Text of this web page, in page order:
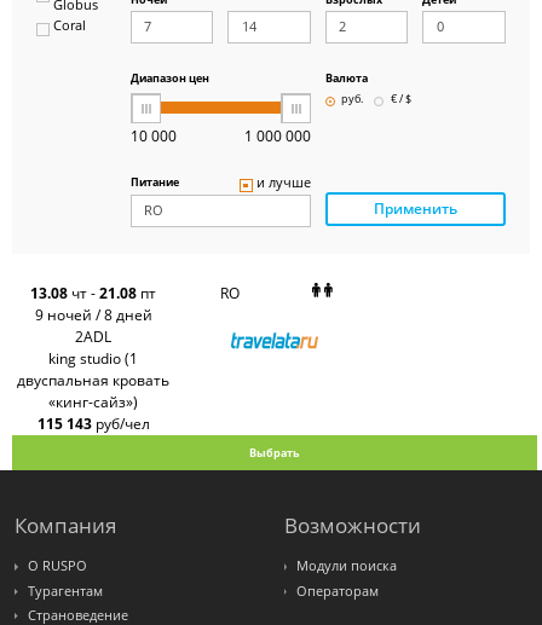
Globus
Coral
Alean
Sunmar
PlanTravel
FUN&SUN
ex TUI
Крымская
LOTI
Russian
Интурист
Диапазон цен
10 000 1 000 000
Валюта
руб.
€ / $
Питание и лучше
Применить
13.08 чт-21.08 пт
9 ночей / 8 дней
RO
2ADL
king studio (1
двуспальная кровать
«кинг-сайз»)
115 143 руб/чел
Выбрать
Компания
О RUSPO
Турагентам
Страноведение
Возможности
Модули поиска
Операторам